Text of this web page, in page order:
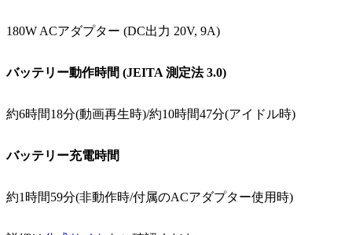
180W ACアダプター (DC出力 20V, 9A)
バッテリー動作時間 (JEITA 測定法 3.0)
約6時間18分(動画再生時)/約10時間47分(アイドル時)
バッテリー充電時間
約1時間59分(非動作時/付属のACアダプター使用時)